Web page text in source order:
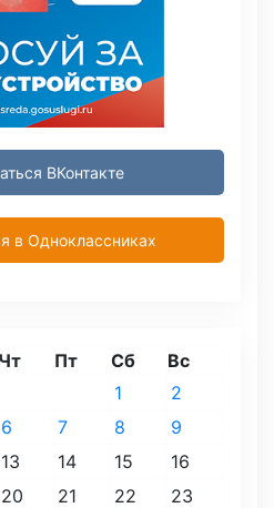
ВКонтакте
в Одноклассниках
Чт Пт Сб Вс
1
2
6 7 8
9
13 14 15
16
20 21 22
23